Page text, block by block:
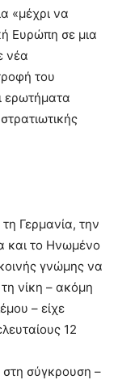
«μέχρι να
Ευρώπη σε μια
νέα
του
ερωτήματα
Γερμανία, την
και το Ηνωμένο
κοινής γνώμης να
νίκη – ακόμη
– είχε
12
στη σύγκρουση –